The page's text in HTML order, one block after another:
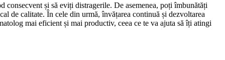
și să eviți distragerile. De asemenea, poți îmbunătăți
de calitate. În cele din urmă, învățarea continuă și dezvoltarea
mai eficient și mai productiv, ceea ce te va ajuta să îți atingi